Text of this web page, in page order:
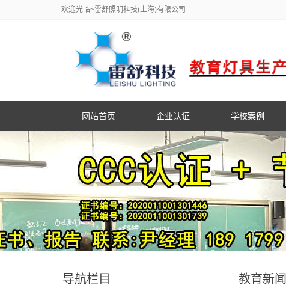
欢迎光临~雷舒照明科技(上海)有限公司
网站首页 企业认证 学校案例
教育新闻
导航栏目